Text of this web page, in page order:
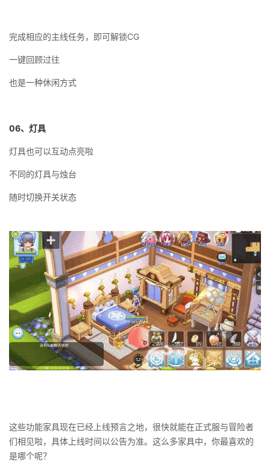
完成相应的主线任务，即可解锁CG
一键回顾过往
也是一种休闲方式
06、灯具
灯具也可以互动点亮啦
不同的灯具与烛台
随时切换开关状态
这些功能家具现在已经上线预言之地，很快就能在正式服与冒险者
们相见啦，具体上线时间以公告为准。这么多家具中，你最喜欢的
是哪个呢？